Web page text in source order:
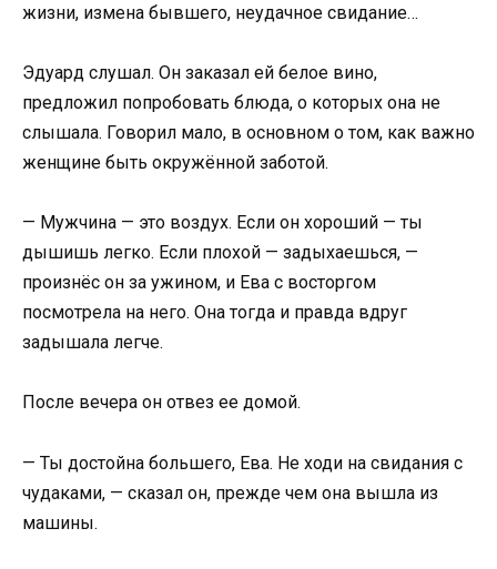
жизни, измена бывшего, неудачное свидание…
Эдуард слушал. Он заказал ей белое вино,
предложил попробовать блюда, о которых она не
слышала. Говорил мало, в основном о том, как важно
женщине быть окружённой заботой.
— Мужчина — это воздух. Если он хороший — ты
дышишь легко. Если плохой — задыхаешься, —
произнёс он за ужином, и Ева с восторгом
посмотрела на него. Она тогда и правда вдруг
задышала легче.
После вечера он отвез ее домой.
— Ты достойна большего, Ева. Не ходи на свидания с
чудаками, — сказал он, прежде чем она вышла из
машины.